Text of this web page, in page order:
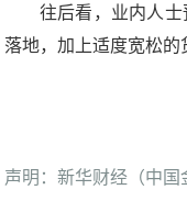
往后看，业内人
落地，加上适度宽松的
声明：新华财经（中